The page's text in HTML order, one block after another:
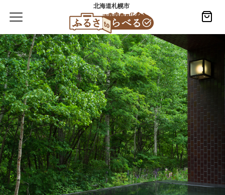
北海道札幌市